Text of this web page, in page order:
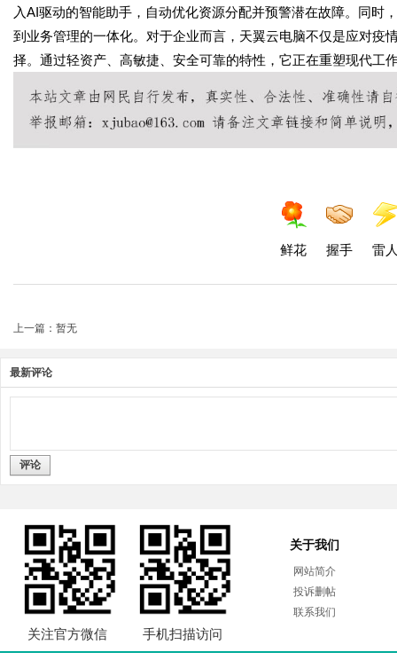
入AI驱动的智能助手，自动优化资源分配并预警潜在故障。同
到业务管理的一体化。对于企业而言，天翼云电脑不仅是应对疫
择。通过轻资产、高敏捷、安全可靠的特性，它正在重塑现代工
鲜花 握手 雷
上一篇：暂无
最新评论
评论
关注官方微信 手机扫描访问
关于我们
网站简介
投诉删帖
联系我们